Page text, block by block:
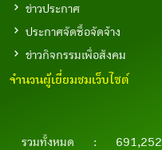
ข่าวประกาศ
ประกาศจัดซื้อจัดจ้าง
ข่าวกิจกรรมเพื่อสังคม
จำนวนผู้เยี่ยมชมเว็บไซต์
รวมทั้งหมด : 691,252